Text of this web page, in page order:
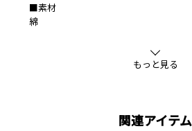
■素材
綿
もっと見る
関連アイテム